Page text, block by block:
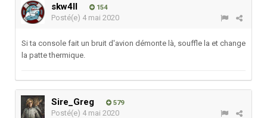
skw4ll 154
Posté(e) 4 mai 2020
Si ta console fait un bruit d'avion démonte là, souffle la et change
la patte thermique.
Sire_Greg 579
Posté(e) 4 mai 2020